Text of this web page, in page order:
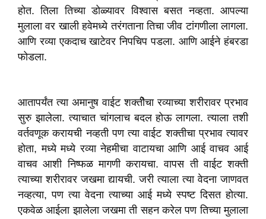
होत. तिला तिच्या डोळ्यावर विश्वास बसत नव्हता. आपल्या
मुलाला वर खाली हवेमध्ये तरंगताना तिचा जीव टांगणीला लागला.
आणि रव्या एकदाच खाटेवर निपचिप पडला. आणि आईने हंबरडा
फोडला.
आतापर्यंत त्या अमानुष वाईट शक्तीेचा रव्याच्या शरीरावर प्रभाव
सुरु झालेला. त्याचात चांगलाच बदल होऊ लागला. त्याला तशी
वर्तवणूक करायची नव्हती पण त्या वाईट शक्तीचा प्रभाव त्यावर
होता, मध्ये मध्ये रव्या नेहमीचा वाटायचा आणि आई वाचव आई
वाचव आशी निष्फळ मागणी करायचा. वापस ती वाईट शक्ती
त्याच्या शरीरावर जखमा द्यायची. जरी त्याला त्या वेदना जाणवत
नव्हत्या, पण त्या वेदना त्याच्या आई मध्ये स्पष्ट दिसत होत्या.
एकवेळ आईला झालेला जखमा ती सहन करेल पण तिच्या मुलाला